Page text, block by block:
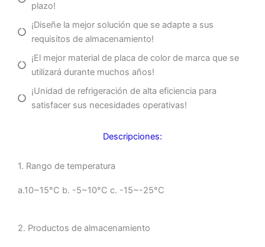
plazo!
¡Diseñe la mejor solución que se adapte a sus
requisitos de almacenamiento!
¡El mejor material de placa de color de marca que se
utilizará durante muchos años!
¡Unidad de refrigeración de alta eficiencia para
satisfacer sus necesidades operativas!
Descripciones:
1. Rango de temperatura
a.10~15°C b. -5~10°C c. -15~-25°C
2. Productos de almacenamiento